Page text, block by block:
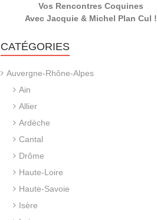
Vos Rencontres Coquines
Avec Jacquie & Michel Plan Cul !
CATÉGORIES
Auvergne-Rhône-Alpes
Ain
Allier
Ardèche
Cantal
Drôme
Haute-Loire
Haute-Savoie
Isère